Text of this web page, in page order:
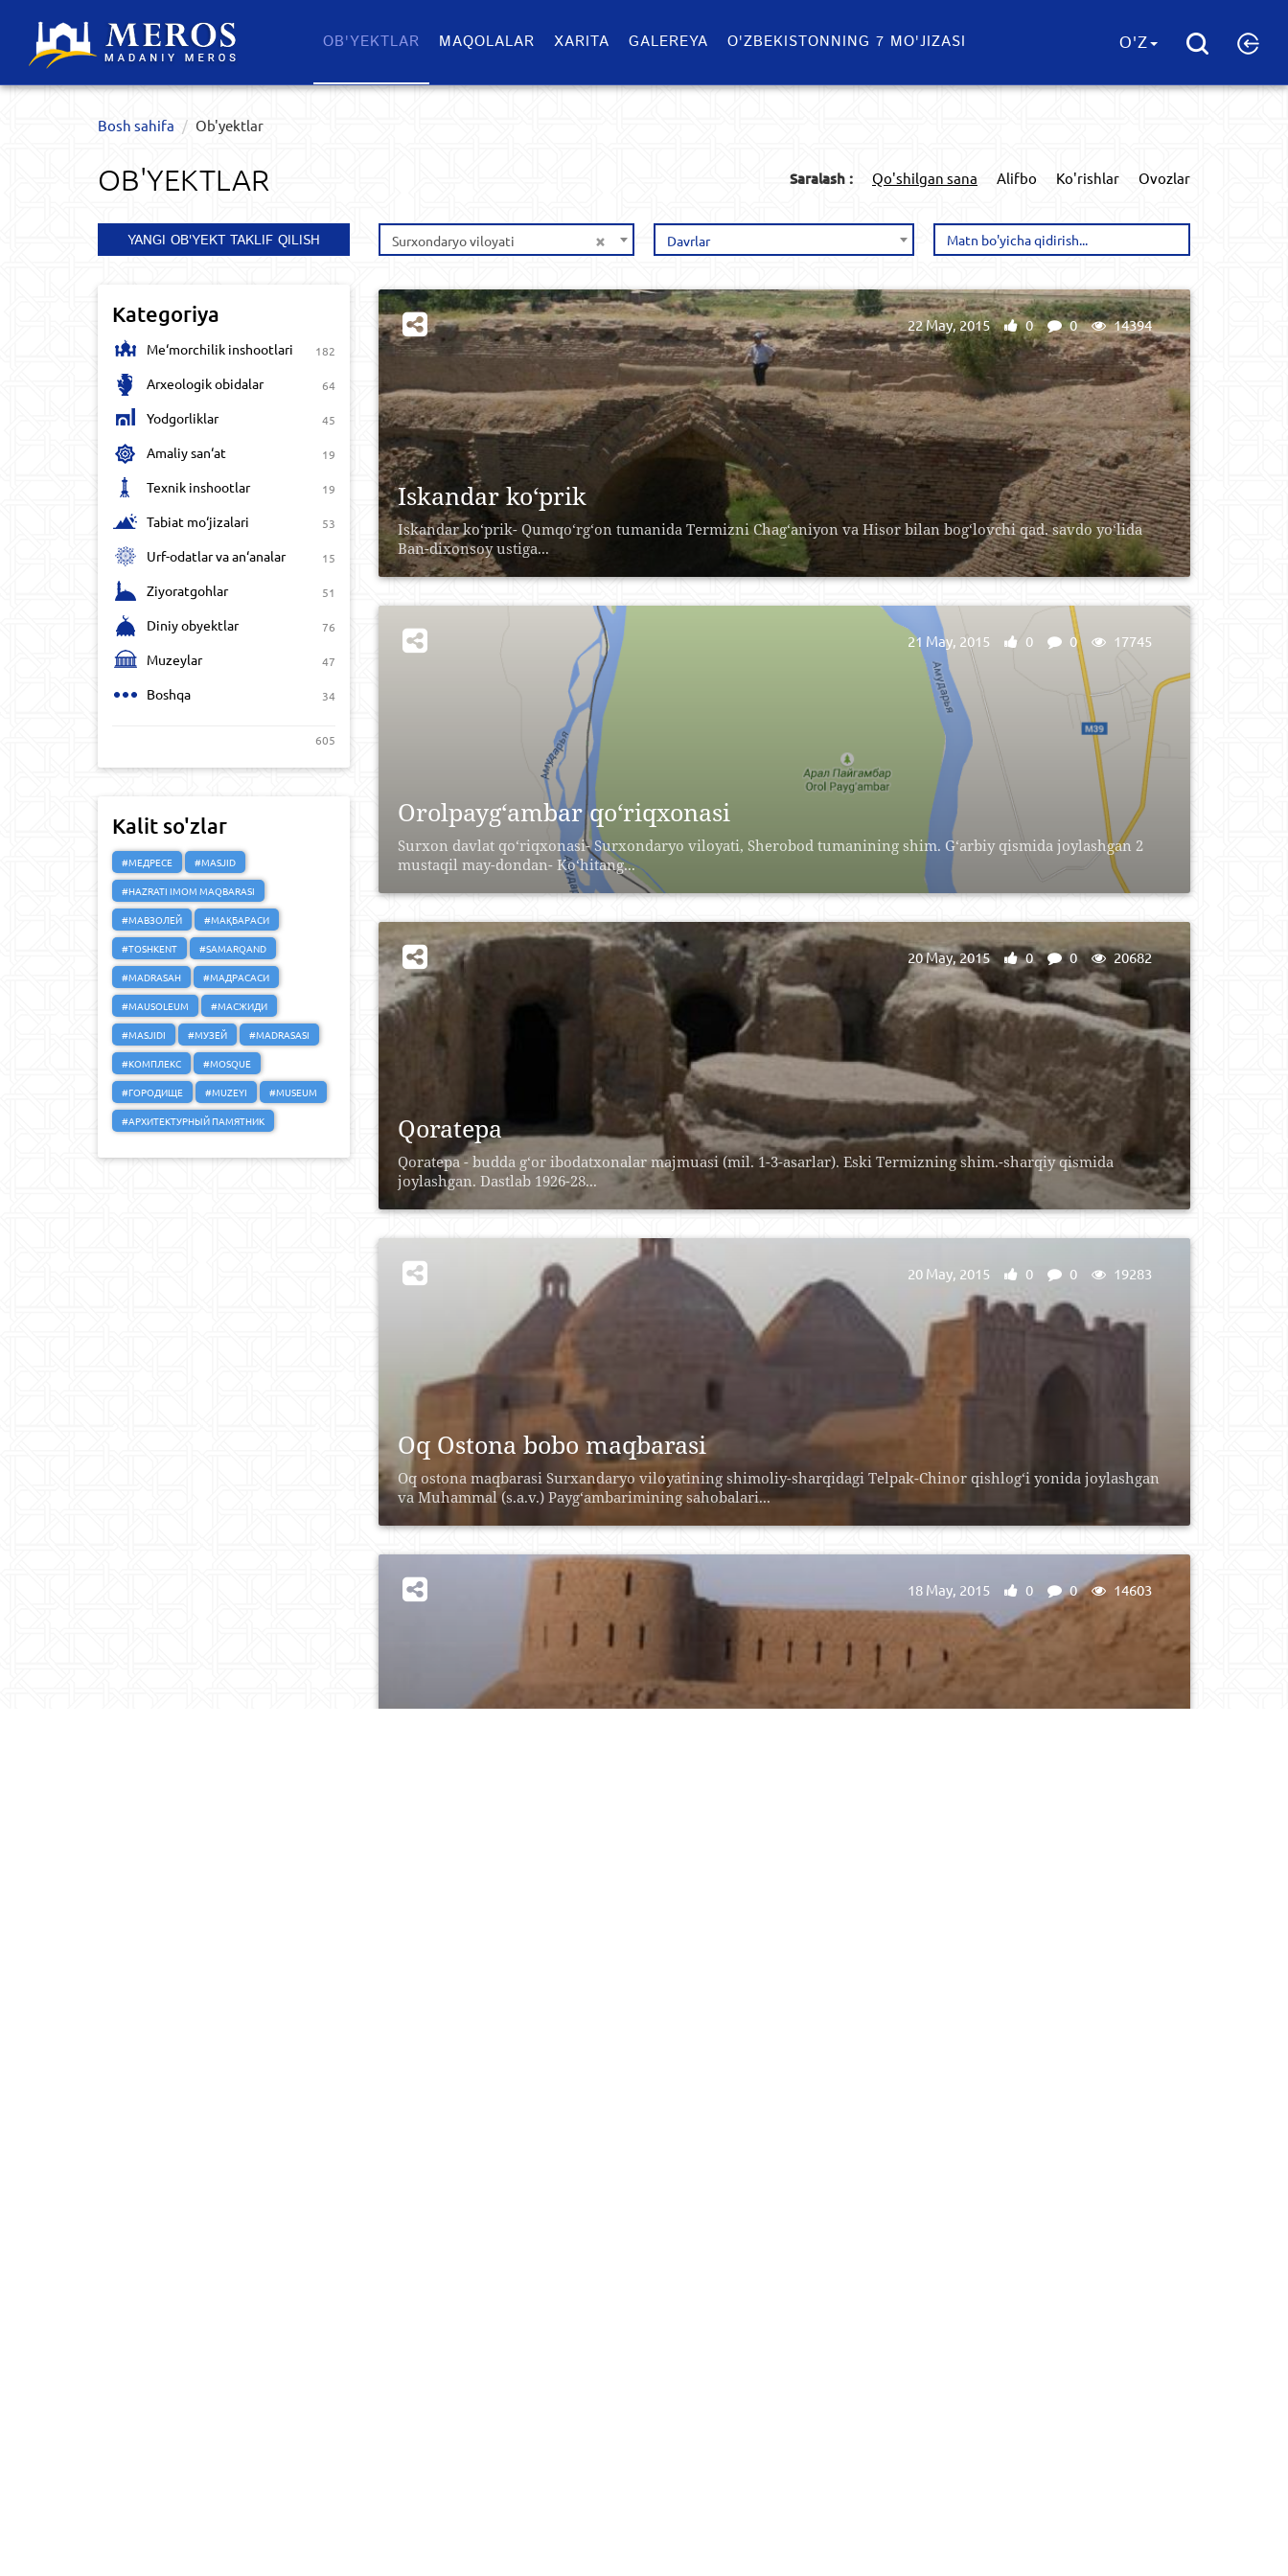
OB'YEKTLAR​ MAQOLALAR XARITA GALEREYA O'ZBEKISTONNING 7 MO'JIZASI O'Z
Bosh sahifa Ob'yektlar​
OB'YEKTLAR​ Saralash : Qo'shilgan sana Alifbo Ko'rishlar Ovozlar
YANGI OB'YEKT TAKLIF QILISH
Kategoriya
Me‘morchilik inshootlari 182
Arxeologik obidalar 64
Yodgorliklar 45
Amaliy san‘at 19
Texnik inshootlar 19
Tabiat mo‘jizalari 53
Urf-odatlar va an‘analar 15
Ziyoratgohlar 51
Diniy obyektlar 76
Muzeylar 47
Boshqa 34
605
Kalit so'zlar
#МЕДРЕСЕ
#MASJID
#HAZRATI IMOM MAQBARASI
#МАВЗОЛЕЙ
#МАҚБАРАСИ
#TOSHKENT
#SAMARQAND
#MADRASAH
#МАДРАСАСИ
#MAUSOLEUM
#МАСЖИДИ
#MASJIDI
#МУЗЕЙ
#MADRASASI
#КОМПЛЕКС
#MOSQUE
#ГОРОДИЩЕ
#MUZEYI
#MUSEUM
#АРХИТЕКТУРНЫЙ ПАМЯТНИК
×
Surxondaryo viloyati Davrlar
Iskandar ko‘prik
Iskandar ko‘prik- Qumqo‘rg‘on tumanida Termizni Chag‘aniyon va Hisor bilan bog‘lovchi qad. savdo yo‘lida
Ban-dixonsoy ustiga...
22 May, 2015 0 0 14394
Orolpayg‘ambar qo‘riqxonasi
Surxon davlat qo‘riqxonasi- Surxondaryo viloyati, Sherobod tumanining shim. G‘arbiy qismida joylashgan 2
mustaqil may-dondan- Ko‘hitang...
21 May, 2015 0 0 17745
Qoratepa
Qoratepa - budda g‘or ibodatxonalar majmuasi (mil. 1-3-asarlar). Eski Termizning shim.-sharqiy qismida
joylashgan. Dastlab 1926-28...
20 May, 2015 0 0 20682
Oq Ostona bobo maqbarasi
Oq ostona maqbarasi Surxandaryo viloyatining shimoliy-sharqidagi Telpak-Chinor qishlog‘i yonida joylashgan
va Muhammal (s.a.v.) Payg‘ambarimining sahobalari...
20 May, 2015 0 0 19283
18 May, 2015 0 0 14603